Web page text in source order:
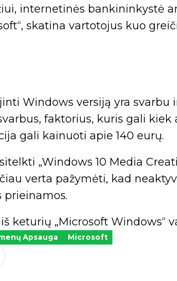
internetinės bankininkystė
skatina vartotojus kuo
Windows versiją yra
faktorius, kuris gali kiek
gali kainuoti apie 140 eurų.
„Windows 10 Media
verta pažymėti, kad
prieinamos.
keturių „Microsoft Windows“
Apsauga Microsoft